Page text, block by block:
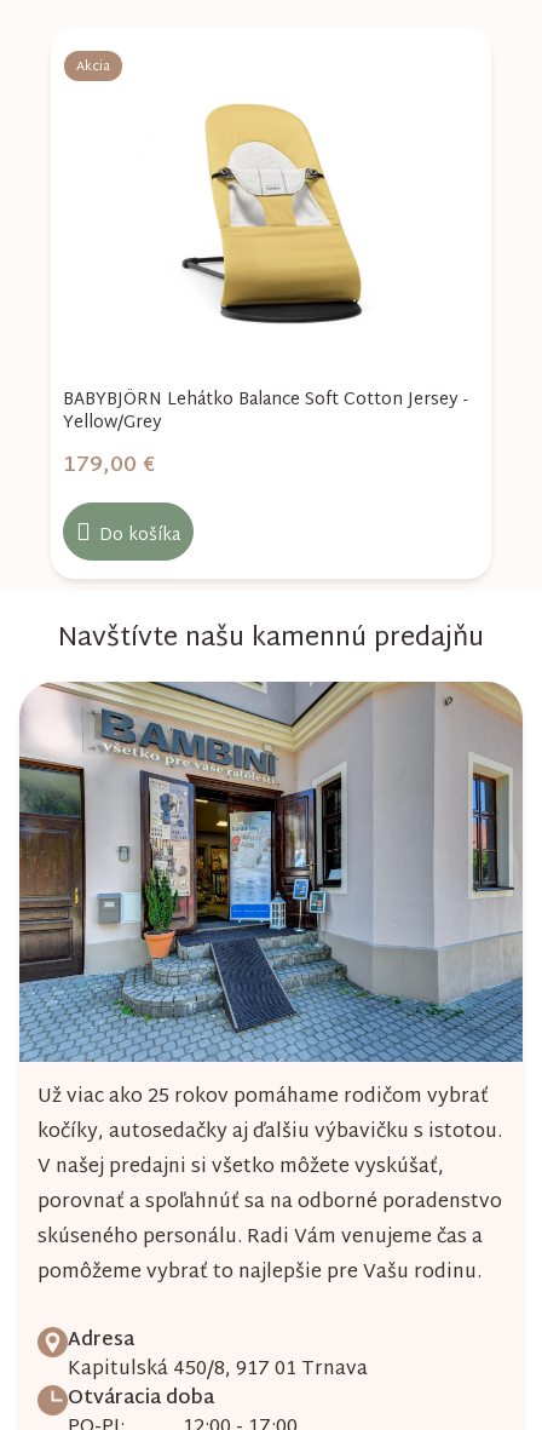
Akcia
BABYBJÖRN Lehátko Balance Soft Cotton Jersey -
Yellow/Grey
179,00 €
Do košíka
Navštívte našu kamennú predajňu
Už viac ako 25 rokov pomáhame rodičom vybrať
kočíky, autosedačky aj ďalšiu výbavičku s istotou.
V našej predajni si všetko môžete vyskúšať,
porovnať a spoľahnúť sa na odborné poradenstvo
skúseného personálu. Radi Vám venujeme čas a
pomôžeme vybrať to najlepšie pre Vašu rodinu.
Adresa
Kapitulská 450/8, 917 01 Trnava
Otváracia doba